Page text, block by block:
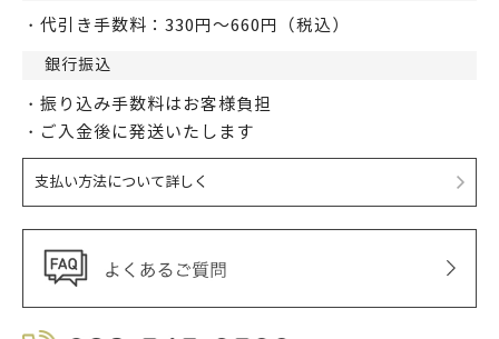
・代引き手数料：330円～660円（税込）
銀行振込
・振り込み手数料はお客様負担
・ご入金後に発送いたします
支払い方法について詳しく